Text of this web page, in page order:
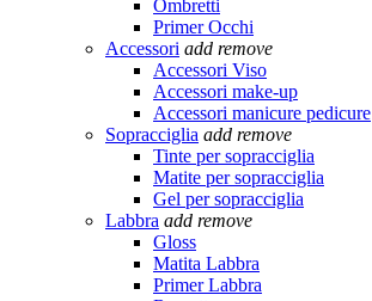
Ombretti
Primer Occhi
Accessori add remove
Accessori Viso
Accessori make-up
Accessori manicure pedicure
Sopracciglia add remove
Tinte per sopracciglia
Matite per sopracciglia
Gel per sopracciglia
Labbra add remove
Gloss
Matita Labbra
Primer Labbra